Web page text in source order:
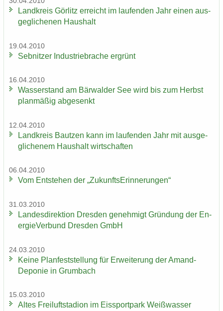
Land­kreis Gör­litz er­reicht im lau­fen­den Jahr einen aus­
ge­gli­che­nen Haus­halt
19.04.2010
Seb­nit­zer In­dus­trie­bra­che er­grünt
16.04.2010
Was­ser­stand am Bär­wal­der See wird bis zum Herbst
plan­mä­ßig ab­ge­senkt
12.04.2010
Land­kreis Baut­zen kann im lau­fen­den Jahr mit aus­ge­
gli­che­nem Haus­halt wirt­schaf­ten
06.04.2010
Vom Ent­ste­hen der „Zu­kunfts­Er­in­ne­run­gen“
31.03.2010
Lan­des­di­rek­ti­on Dres­den ge­neh­migt Grün­dung der En­
er­gie­Ver­bund Dres­den GmbH
24.03.2010
Keine Plan­fest­stel­lung für Er­wei­te­rung der Amand-​
Deponie in Grum­bach
15.03.2010
Altes Frei­luft­sta­di­on im Eis­sport­park Weiß­was­ser